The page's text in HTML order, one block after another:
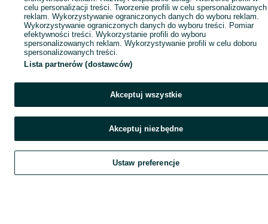
Szukaj Obserwujesz Dodaj Czat
celu personalizacji treści. Tworzenie profili w celu spersonalizowanych
reklam. Wykorzystywanie ograniczonych danych do wyboru reklam.
Wykorzystywanie ograniczonych danych do wyboru treści. Pomiar
efektywności treści. Wykorzystanie profili do wyboru
spersonalizowanych reklam. Wykorzystywanie profili w celu doboru
spersonalizowanych treści.
Lista partnerów (dostawców)
Akceptuj wszystkie
Akceptuj niezbędne
Ustaw preferencje